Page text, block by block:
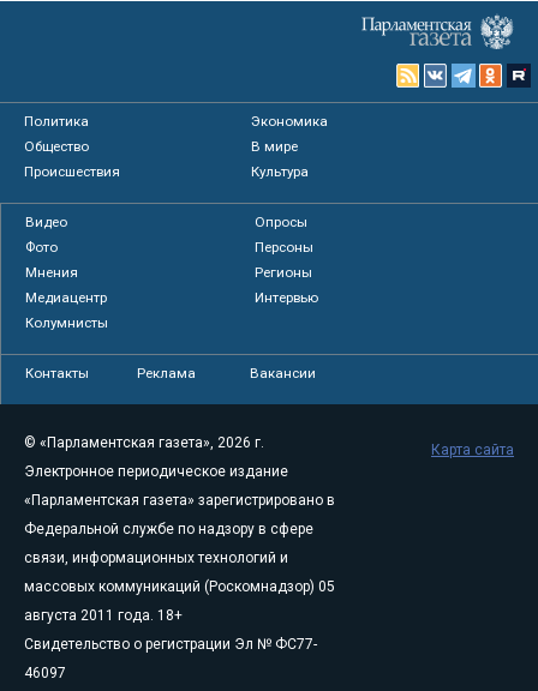
Политика
Экономика
Общество
В мире
Происшествия
Культура
Видео
Опросы
Фото
Персоны
Мнения
Регионы
Медиацентр
Интервью
Колумнисты
Контакты Реклама Вакансии
© «Парламентская газета», 2026 г.
Электронное периодическое издание
«Парламентская газета» зарегистрировано в
Федеральной службе по надзору в сфере
связи, информационных технологий и
массовых коммуникаций (Роскомнадзор) 05
августа 2011 года. 18+
Свидетельство о регистрации Эл № ФС77-
46097
Карта сайта